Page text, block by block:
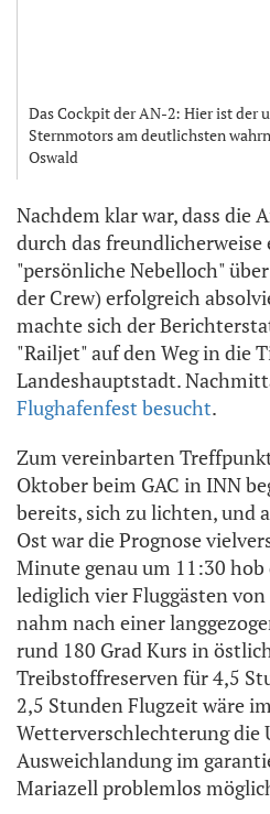
Das Cockpit der AN-2: Hier ist der
Sternmotors am deutlichsten
Oswald
Nachdem klar war, dass die
durch das freundlicherweise
"persönliche Nebelloch"
der Crew) erfolgreich
machte sich der
"Railjet" auf den Weg in die
Landeshauptstadt.
Flughafenfest besucht.
Zum vereinbarten
Oktober beim GAC in INN
bereits, sich zu lichten, und
Ost war die Prognose
Minute genau um 11:30 hob
lediglich vier Fluggästen
nahm nach einer
rund 180 Grad Kurs in
Treibstoffreserven für 4,5
2,5 Stunden Flugzeit wäre
Wetterverschlechterung die
Ausweichlandung im
Mariazell problemlos